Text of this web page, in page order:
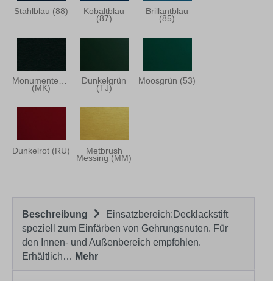
Stahlblau (88) Kobaltblau
(87)
Brillantblau
(85)
Monumentengrün
(MK)
Dunkelgrün
(TJ)
Moosgrün (53)
Dunkelrot (RU) Metbrush
Messing (MM)
Beschreibung
Einsatzbereich:Decklackstift
speziell zum Einfärben von Gehrungsnuten. Für
den Innen- und Außenbereich empfohlen.
Erhältlich… Mehr